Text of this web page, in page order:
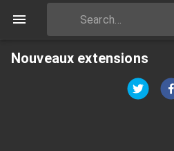
Nouveaux extensions